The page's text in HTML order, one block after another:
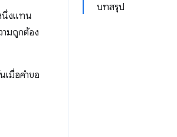
บทสรุป
นึ่งแทน
มถูกต้อง
เมื่อคำขอ